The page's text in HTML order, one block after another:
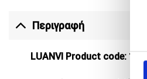
Περιγραφή
LUANVI Product code: